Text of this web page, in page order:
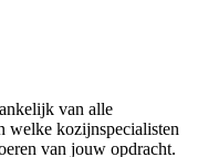
van alle
welke kozijnspecialisten
van jouw opdracht.